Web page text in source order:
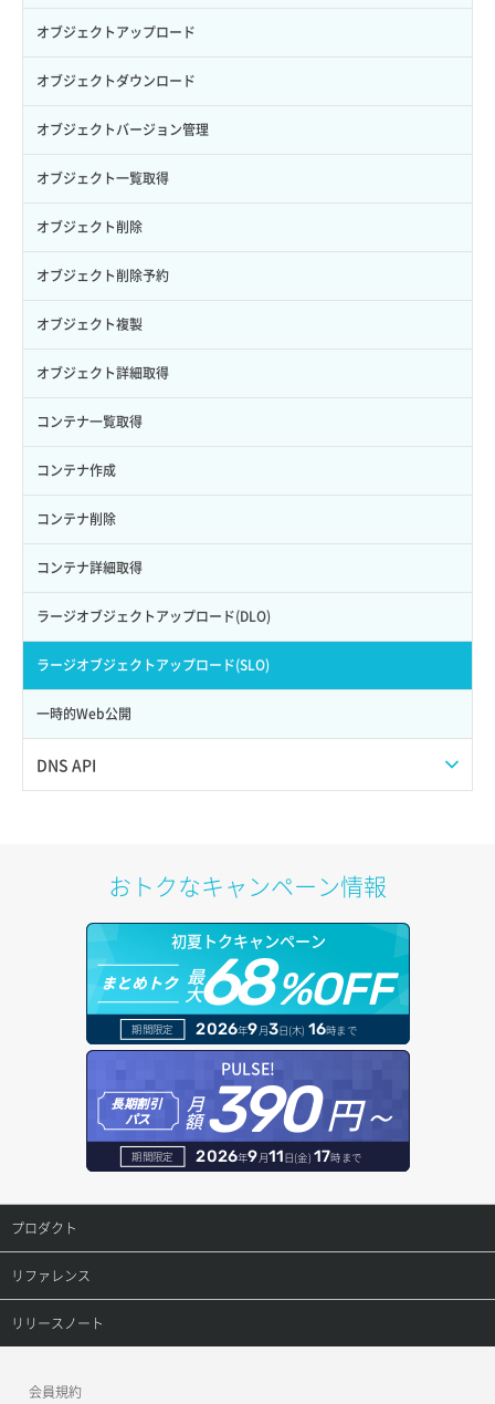
サブユーザー更新
サブユーザー詳細取得
トークン発行
パーミッション一覧取得
ロールからパーミッションを紐づけ解除
ロールにパーミッションを紐づけ
ロール一覧取得
ロール作成
ロール削除
ロール更新
ロール詳細取得
バックアップ詳細一覧取得
バックアップ詳細取得
ボリュームイメージ保存
ボリュームタイプ一覧取得
ボリュームタイプ詳細取得
ボリューム一覧取得
ボリューム作成
ボリューム削除
ボリューム更新
ボリューム詳細一覧取得
ボリューム詳細取得
自動バックアップ有効化
自動バックアップ無効化
アタッチ済みポート詳細取得
アタッチ済みボリューム一覧
アタッチ済みボリューム詳細取得
コンソールURL発行
サーバーに紐づくアドレス取得
サーバーに紐づくアドレス取得（ネットワーク指定）
サーバーに紐づくセキュリティグループ取得
サーバープラン一覧取得
サーバープラン変更
サーバープラン詳細一覧取得
サーバープラン詳細取得
サーバーメタデータ取得
サーバーメタデータ更新（ネームタグ変更）
サーバー一覧取得
サーバー作成
サーバー利用状況グラフ（トラフィック）
サーバー削除
サーバー操作（起動/停止/再起動/強制停止）
サーバー設定切替
サーバー詳細一覧取得
サーバー詳細取得
ポートデタッチ
ボリュームアタッチ
ボリュームデタッチ
サブネット詳細取得
セキュリティグループ ルール一覧取得
セキュリティグループ ルール作成
セキュリティグループ ルール削除
セキュリティグループ ルール詳細取得
セキュリティグループ一覧取得
セキュリティグループ作成
セキュリティグループ削除
セキュリティグループ更新
セキュリティグループ詳細取得
ネットワーク一覧取得
ネットワーク作成（ローカルネットワーク用）
ネットワーク削除（ローカルネットワーク用）
ネットワーク詳細取得
ポート一覧取得
ポート作成（ローカルネットワーク用）
ポート詳細取得
プール詳細取得
ヘルスモニタ一覧取得
ヘルスモニタ作成
ヘルスモニタ削除
ヘルスモニタ更新
ヘルスモニタ詳細取得
メンバー一覧
メンバー削除
メンバー更新
メンバー詳細取得
メンバー追加
リスナー一覧取得
リスナー作成
リスナー削除
リスナー更新
リスナー詳細取得
ロードバランサー詳細取得
ロードバランサー追加
オブジェクトアップロード
オブジェクトダウンロード
オブジェクトバージョン管理
オブジェクト一覧取得
オブジェクト削除
オブジェクト削除予約
オブジェクト複製
オブジェクト詳細取得
コンテナ一覧取得
コンテナ作成
コンテナ削除
コンテナ詳細取得
ラージオブジェクトアップロード(DLO)
ラージオブジェクトアップロード(SLO)
一時的Web公開
DNS API
ドメイン情報登録
ドメイン詳細取得
レコード一覧取得
レコード作成
レコード更新
レコード詳細取得
おトクなキャンペーン情報
初夏トクキャンペーン
まとめトク 最
大68%OFF
期間限定 2026年9月3日(木) 16時まで
PULSE!
長期割引
パス
月
額390円～
期間限定 2026年9月11日(金) 17時まで
プロダクト
プロダクトトップ
ConoHa VPS(Ver.3.0)
リファレンス
リファレンストップ
リリースノート
会員規約